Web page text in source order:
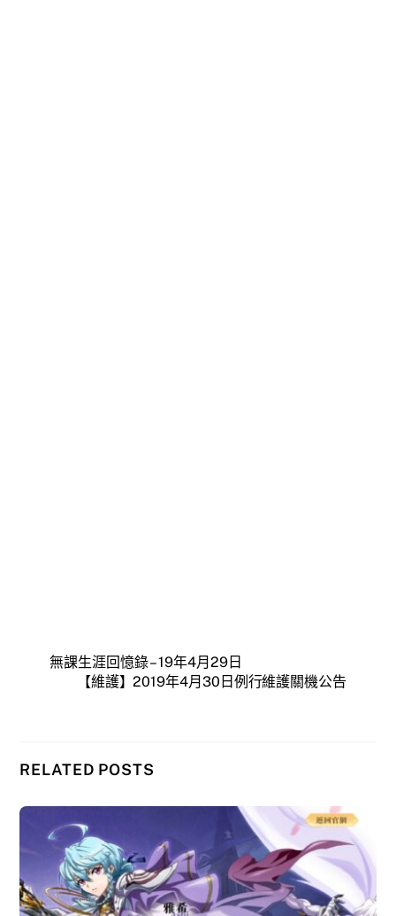
無課生涯回憶錄 – 19年4月29日
【維護】2019年4月30日例行維護關機公告
RELATED POSTS